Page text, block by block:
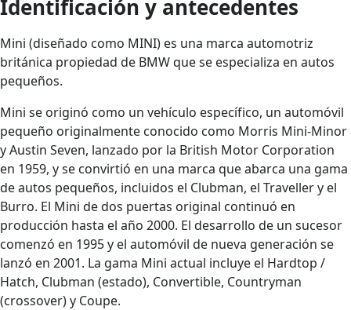
Identificación y antecedentes
Mini (diseñado como MINI) es una marca automotriz
británica propiedad de BMW que se especializa en autos
pequeños.
Mini se originó como un vehículo específico, un automóvil
pequeño originalmente conocido como Morris Mini-Minor
y Austin Seven, lanzado por la British Motor Corporation
en 1959, y se convirtió en una marca que abarca una gama
de autos pequeños, incluidos el Clubman, el Traveller y el
Burro. El Mini de dos puertas original continuó en
producción hasta el año 2000. El desarrollo de un sucesor
comenzó en 1995 y el automóvil de nueva generación se
lanzó en 2001. La gama Mini actual incluye el Hardtop /
Hatch, Clubman (estado), Convertible, Countryman
(crossover) y Coupe.